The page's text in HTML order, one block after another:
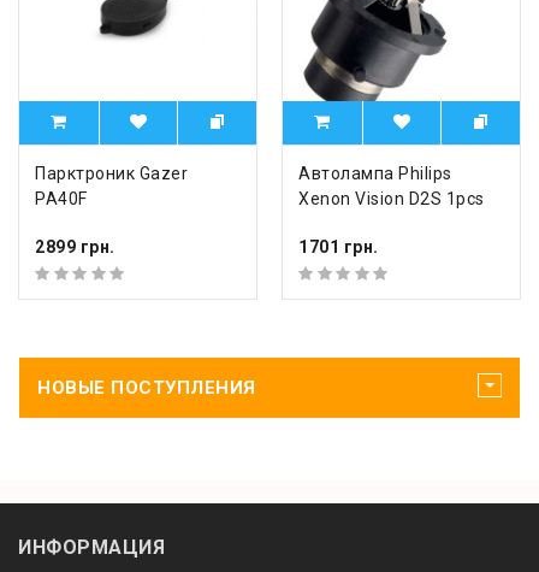
Парктроник Gazer
PA40F
2899 грн.
Автолампа Philips
Xenon Vision D2S 1pcs
1701 грн.
НОВЫЕ ПОСТУПЛЕНИЯ
ИНФОРМАЦИЯ